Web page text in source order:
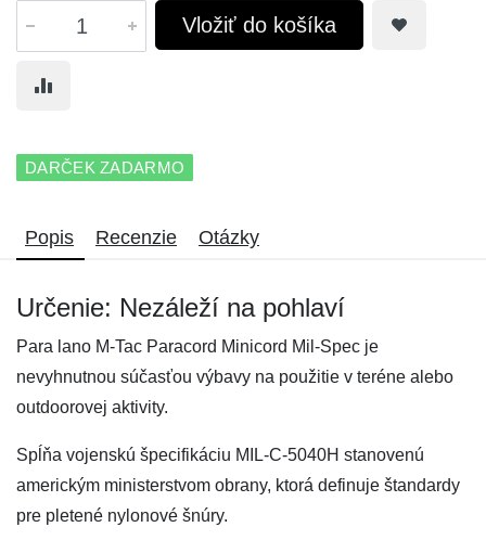
Vložiť do košíka
DARČEK ZADARMO
Popis Recenzie Otázky
Určenie: Nezáleží na pohlaví
Para lano M-Tac Paracord Minicord Mil-Spec je
nevyhnutnou súčasťou výbavy na použitie v teréne alebo
outdoorovej aktivity.
Spĺňa vojenskú špecifikáciu MIL-C-5040H stanovenú
americkým ministerstvom obrany, ktorá definuje štandardy
pre pletené nylonové šnúry.